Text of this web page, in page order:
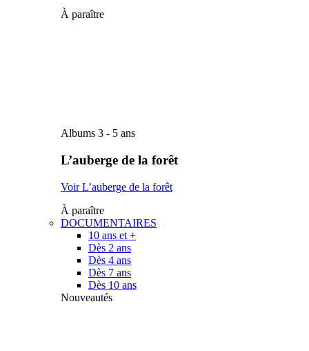
À paraître
Albums 3 - 5 ans
L’auberge de la forêt
Voir L’auberge de la forêt
À paraître
DOCUMENTAIRES
10 ans et +
Dès 2 ans
Dès 4 ans
Dès 7 ans
Dès 10 ans
Nouveautés